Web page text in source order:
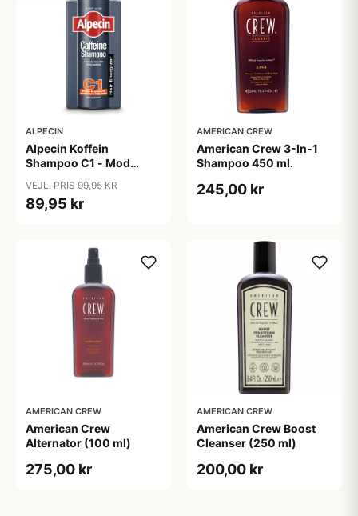
ALPECIN
Alpecin Koffein
Shampoo C1 - Mod
VEJL. PRIS 99,95 KR
89,95 kr
AMERICAN CREW
American Crew 3-In-1
Shampoo 450 ml.
245,00 kr
AMERICAN CREW
American Crew
Alternator (100 ml)
275,00 kr
AMERICAN CREW
American Crew Boost
Cleanser (250 ml)
200,00 kr